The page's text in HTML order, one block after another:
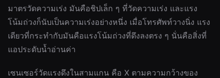
มาตรวัดความเร่ง มันคือชิปเล็ก ๆ ที่วัดความเร่ง และแรง
โน้มถ่วงก็นับเป็นความเร่งอย่างหนึ่ง เมื่อโทรศัพท์วางนิ่ง แรง
เดียวที่กระทำกับมันคือแรงโน้มถ่วงที่ดึงลงตรง ๆ นั่นคือสิ่งที่
แอประดับน้ำอ่านค่า
เซนเซอร์วัดแรงดึงในสามแกน คือ X ตามความกว้างของ